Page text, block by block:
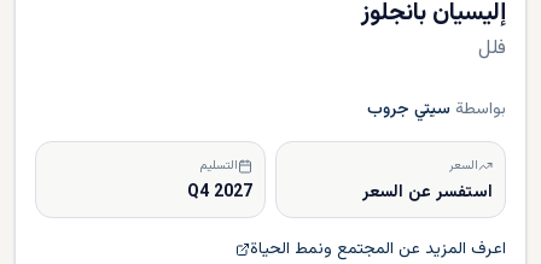
إليسيان بانجلوز
فلل
بواسطة سيتي جروب
السعر
استفسر عن السعر
التسليم
Q4 2027
اعرف المزيد عن المجتمع ونمط الحياة